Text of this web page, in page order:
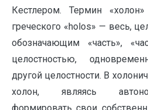
Кестлером. Термин
греческого «holos» — весь,
обозначающим «часть»,
целостностью,
другой целостности. В
холон, являясь